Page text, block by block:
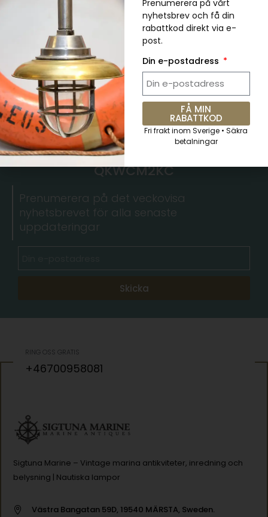
Äkta Vintage Grön Cargo Pendellampa
kr734.00
5 % RABATT. Kupongkod:
QKWCM2KC
Prenumerera på det veckovisa
nyhetsbrevet för alla senaste
uppdateringar
Skicka
RING OSS GRATIS
+46700958081
Sigtuna Marine – Vintage marina antikviteter, inredning och
belysning | Nautiska lampor
Västra Bangatan 59D, 19540 MÄRSTA, Sweden.
Prenumerera på vårt
nyhetsbrev och få din
rabattkod direkt via e-
post.
Din e-postadress
FÅ MIN
RABATTKOD
Fri frakt inom Sverige • Säkra
betalningar